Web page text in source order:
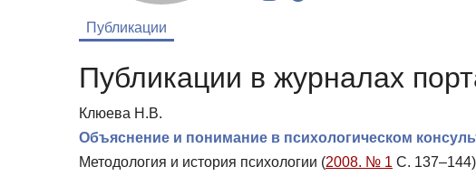
Публикации
Публикации в журналах
Клюева Н.В.
Объяснение и понимание в психологическом
Методология и история психологии (2008. № 1 С. 137–144)